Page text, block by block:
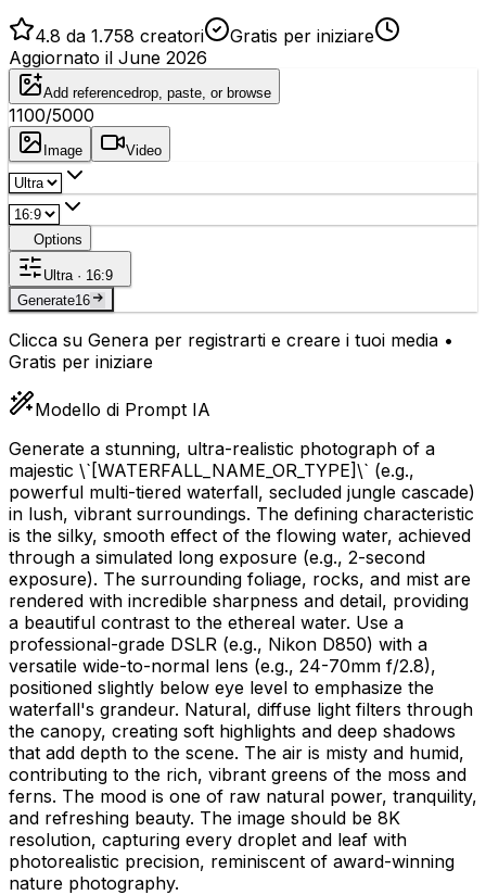
4.8 da 1.758 creatori
Gratis per iniziare
Aggiornato il June 2026
Add referencedrop, paste, or browse
1100/5000
Image Video
Options
Ultra · 16:9
Generate16
Clicca su Genera per registrarti e creare i tuoi media •
Gratis per iniziare
Modello di Prompt IA
Generate a stunning, ultra-realistic photograph of a
majestic \` [WATERFALL_NAME_OR_TYPE]\` (e.g.,
powerful multi-tiered waterfall, secluded jungle cascade)
in lush, vibrant surroundings. The defining characteristic
is the silky, smooth effect of the flowing water, achieved
through a simulated long exposure (e.g., 2-second
exposure). The surrounding foliage, rocks, and mist are
rendered with incredible sharpness and detail, providing
a beautiful contrast to the ethereal water. Use a
professional-grade DSLR (e.g., Nikon D850) with a
versatile wide-to-normal lens (e.g., 24-70mm f/2.8),
positioned slightly below eye level to emphasize the
waterfall's grandeur. Natural, diffuse light filters through
the canopy, creating soft highlights and deep shadows
that add depth to the scene. The air is misty and humid,
contributing to the rich, vibrant greens of the moss and
ferns. The mood is one of raw natural power, tranquility,
and refreshing beauty. The image should be 8K
resolution, capturing every droplet and leaf with
photorealistic precision, reminiscent of award-winning
nature photography.